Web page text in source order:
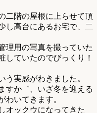
二階の屋根に上らせて頂
し高台にあるお宅で、二
理用の写真を撮っていた
していたのでびっくり！
う実感がわきました。
すか゛、いざ冬を迎える
わいてきます。
オックウになってきた